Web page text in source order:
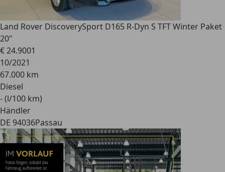
Land Rover DiscoverySport D165 R-Dyn S TFT Winter Paket
20"
€ 24.9001
10/2021
67.000 km
Diesel
- (l/100 km)
Händler
DE 94036Passau